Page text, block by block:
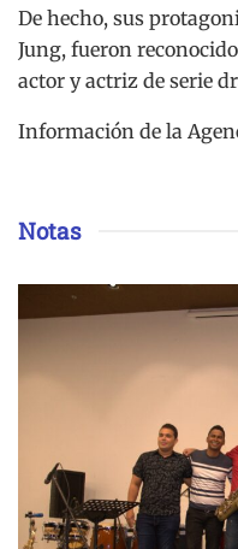
De hecho, sus
Jung, fueron
actor y actriz de serie
Información de la
Notas